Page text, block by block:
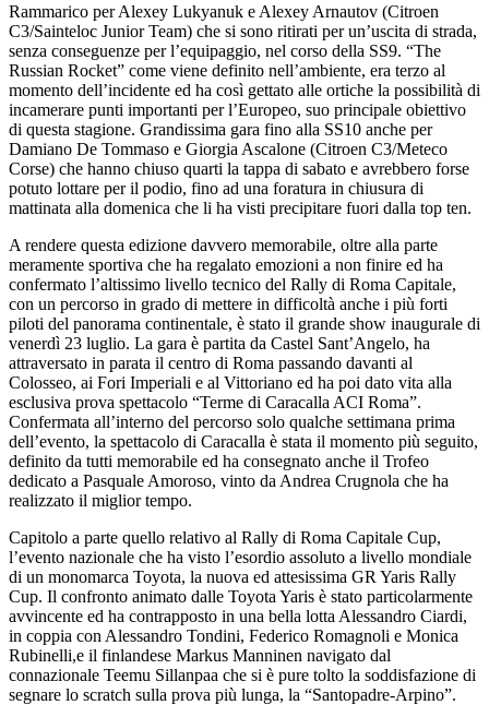
Rammarico per Alexey Lukyanuk e Alexey Arnautov (Citroen
C3/Sainteloc Junior Team) che si sono ritirati per un’uscita di strada,
senza conseguenze per l’equipaggio, nel corso della SS9. “The
Russian Rocket” come viene definito nell’ambiente, era terzo al
momento dell’incidente ed ha così gettato alle ortiche la possibilità di
incamerare punti importanti per l’Europeo, suo principale obiettivo
di questa stagione. Grandissima gara fino alla SS10 anche per
Damiano De Tommaso e Giorgia Ascalone (Citroen C3/Meteco
Corse) che hanno chiuso quarti la tappa di sabato e avrebbero forse
potuto lottare per il podio, fino ad una foratura in chiusura di
mattinata alla domenica che li ha visti precipitare fuori dalla top ten.
A rendere questa edizione davvero memorabile, oltre alla parte
meramente sportiva che ha regalato emozioni a non finire ed ha
confermato l’altissimo livello tecnico del Rally di Roma Capitale,
con un percorso in grado di mettere in difficoltà anche i più forti
piloti del panorama continentale, è stato il grande show inaugurale di
venerdì 23 luglio. La gara è partita da Castel Sant’Angelo, ha
attraversato in parata il centro di Roma passando davanti al
Colosseo, ai Fori Imperiali e al Vittoriano ed ha poi dato vita alla
esclusiva prova spettacolo “Terme di Caracalla ACI Roma”.
Confermata all’interno del percorso solo qualche settimana prima
dell’evento, la spettacolo di Caracalla è stata il momento più seguito,
definito da tutti memorabile ed ha consegnato anche il Trofeo
dedicato a Pasquale Amoroso, vinto da Andrea Crugnola che ha
realizzato il miglior tempo.
Capitolo a parte quello relativo al Rally di Roma Capitale Cup,
l’evento nazionale che ha visto l’esordio assoluto a livello mondiale
di un monomarca Toyota, la nuova ed attesissima GR Yaris Rally
Cup. Il confronto animato dalle Toyota Yaris è stato particolarmente
avvincente ed ha contrapposto in una bella lotta Alessandro Ciardi,
in coppia con Alessandro Tondini, Federico Romagnoli e Monica
Rubinelli,e il finlandese Markus Manninen navigato dal
connazionale Teemu Sillanpaa che si è pure tolto la soddisfazione di
segnare lo scratch sulla prova più lunga, la “Santopadre-Arpino”.